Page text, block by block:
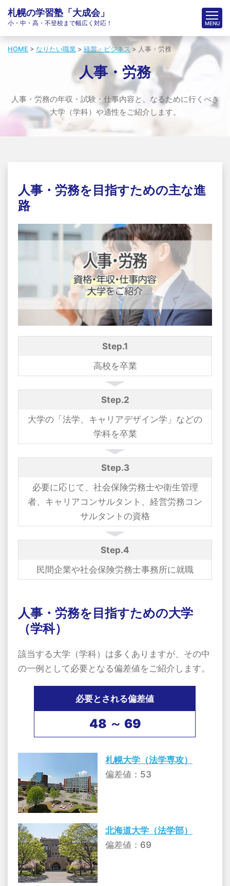
札幌の学習塾「大成会」
小・中・高・不登校まで幅広く対応！
HOME > なりたい職業 > 経営・ビジネス > 人事・労務
人事・労務
人事・労務の年収・試験・仕事内容と、なるために行くべき
大学（学科）や適性をご紹介します。
人事・労務を目指すための主な進
路
Step.1
高校を卒業
Step.2
大学の「法学、キャリアデザイン学」などの
学科を卒業
Step.3
必要に応じて、社会保険労務士や衛生管理
者、キャリアコンサルタント、経営労務コン
サルタントの資格
Step.4
民間企業や社会保険労務士事務所に就職
人事・労務を目指すための大学
（学科）
該当する大学（学科）は多くありますが、その中
の一例として必要となる偏差値をご紹介します。
必要とされる偏差値
48 ～ 69
札幌大学（法学専攻）
偏差値：53
北海道大学（法学部）
偏差値：69